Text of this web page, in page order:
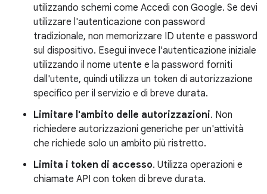
utilizzando schemi come Accedi con Google. Se devi
utilizzare l'autenticazione con password
tradizionale, non memorizzare ID utente e password
sul dispositivo. Esegui invece l'autenticazione iniziale
utilizzando il nome utente e la password forniti
dall'utente, quindi utilizza un token di autorizzazione
specifico per il servizio e di breve durata.
Limitare l'ambito delle autorizzazioni. Non
richiedere autorizzazioni generiche per un'attività
che richiede solo un ambito più ristretto.
Limita i token di accesso. Utilizza operazioni e
chiamate API con token di breve durata.